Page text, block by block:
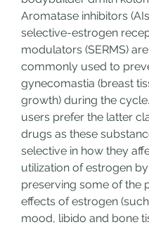
Aromatase inhibitors
selective-estrogen
modulators (SERMS) are
commonly used to
gynecomastia (breast
growth) during the
users prefer the latter
drugs as these
selective in how they
utilization of estrogen
preserving some of the
effects of estrogen
mood, libido and bone